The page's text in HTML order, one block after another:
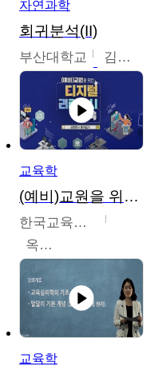
자연과학
회귀분석(II)
부산대학교 김충락
교육학
(예비)교원을 위한 디지털 리터러시 교육
한국교육학술정보원
옥현진
교육학